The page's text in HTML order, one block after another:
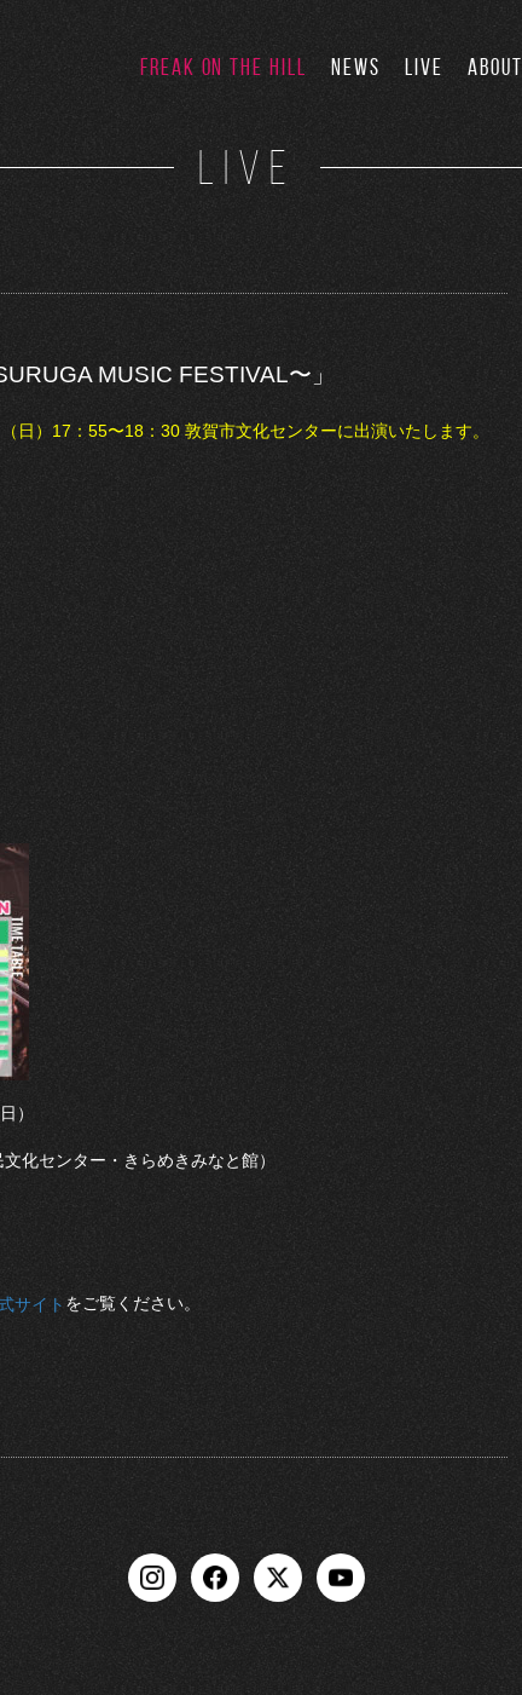
FREAK ON THE HILL NEWS LIVE ABOUT
LIVE
MUSIC FESTIVAL〜」
日）17：55〜18：30 敦賀市文化センターに出演いたします。
）
化センター・きらめきみなと館）
サイト をご覧ください。